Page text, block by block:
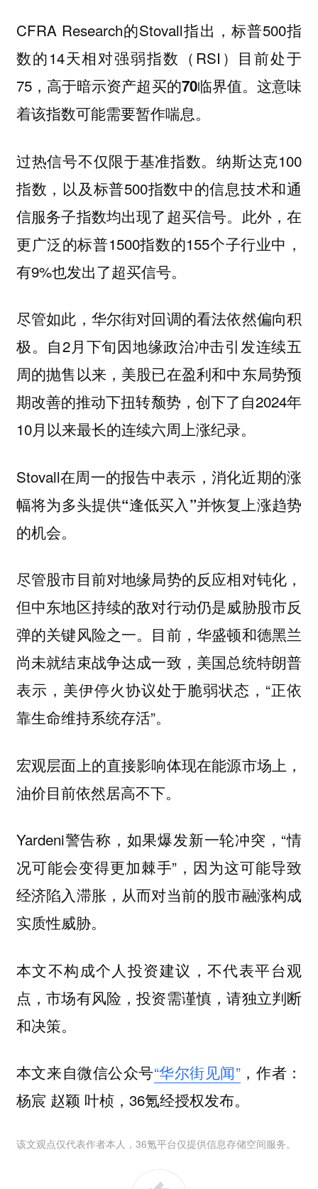
CFRA Research的Stovall指出，标普500指
数的14天相对强弱指数（RSI）目前处于
75， 高于暗示资产超买的70临界值。这意味
着该指数可能需要暂作喘息。
过热信号不仅限于基准指数。纳斯达克100
指数，以及标普500指数中的信息技术和通
信服务子指数均出现了超买信号。此外，在
更广泛的标普1500指数的155个子行业中，
有9%也发出了超买信号。
尽管如此，华尔街对回调的看法依然偏向积
极。自2月下旬因地缘政治冲击引发连续五
周的抛售以来，美股已在盈利和中东局势预
期改善的推动下扭转颓势，创下了自2024年
10月以来最长的连续六周上涨纪录。
Stovall在周一的报告中表示， 消化近期的涨
幅将为多头提供“逢低买入”并恢复上涨趋势
的机会。
尽管股市目前对地缘局势的反应相对钝化，
但中东地区持续的敌对行动仍是威胁股市反
弹的关键风险之一。目前，华盛顿和德黑兰
尚未就结束战争达成一致，美国总统特朗普
表示，美伊停火协议处于脆弱状态，“正依
靠生命维持系统存活”。
宏观层面上的直接影响体现在能源市场上，
油价目前依然居高不下。
Yardeni警告称，如果爆发新一轮冲突，“情
况可能会变得更加棘手”，因为这可能导致
经济陷入滞胀，从而对当前的股市融涨构成
实质性威胁。
本文不构成个人投资建议，不代表平台观
点，市场有风险，投资需谨慎，请独立判断
和决策。
本文来自微信公众号“华尔街见闻”，作者：
杨宸 赵颖 叶桢，36氪经授权发布。
该文观点仅代表作者本人，36氪平台仅提供信息存储空间服务。